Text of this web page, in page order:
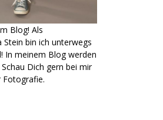
Blog! Als
bin ich unterwegs
In meinem Blog werden
Dich gern bei mir
Fotografie.